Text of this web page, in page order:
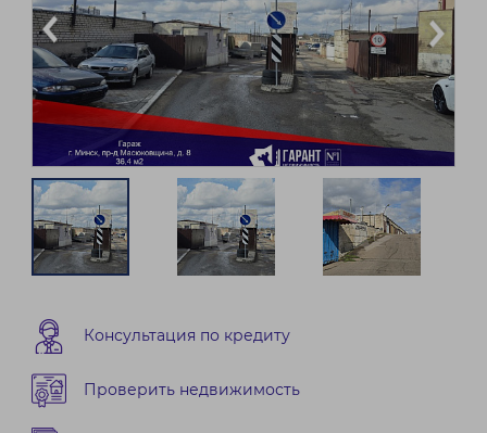
Консультация по кредиту
Проверить недвижимость